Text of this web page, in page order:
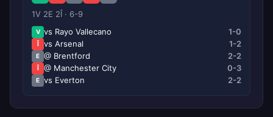
1V 2E 2Î · 6-9
V vs Rayo Vallecano 1-0
Î vs Arsenal 1-2
E @ Brentford 2-2
Î @ Manchester City 0-3
E vs Everton 2-2